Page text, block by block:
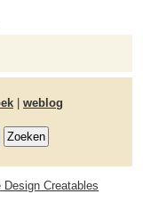
weblog
Design Creatables